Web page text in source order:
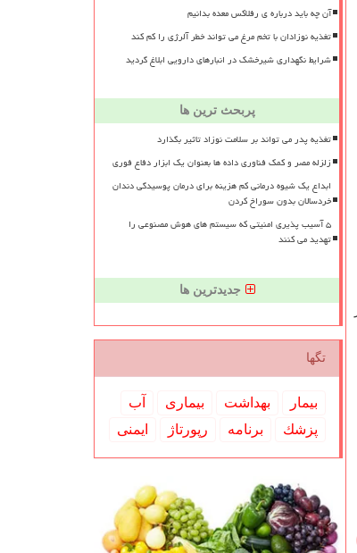
آن چه باید درباره ی رفلاکس معده بدانیم
تغذیه نوزادان با تخم مرغ می تواند خطر آلرژی را کم کند
شرایط نگهداری شیرخشک در انبارهای دارویی ابلاغ گردید
پربحث ترین ها
تغذیه پدر می تواند بر سلامت نوزاد تاثیر بگذارد
زلزله مصر و کمک فناوری داده ها بعنوان یک ابزار دفاع فوری
ابداع یک شیوه درمانی کم هزینه برای درمان پوسیدگی دندان
خردسالان بدون سوراخ کردن
۵ آسیب پذیری امنیتی که سیستم های هوش مصنوعی را
تهدید می کنند
جدیدترین ها
تگها
بیمار بهداشت بیماری
آب
پزشك
برنامه رپورتاژ ایمنی